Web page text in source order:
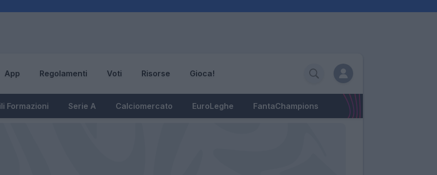
App Regolamenti Voti Risorse Gioca!
Formazioni Serie A Calciomercato EuroLeghe FantaChampions